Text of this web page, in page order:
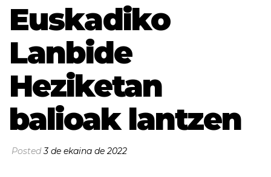
Euskadiko
Lanbide
Heziketan
balioak lantzen
Posted3 de ekaina de 2022